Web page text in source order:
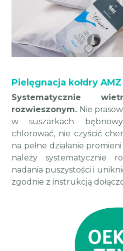
Pielęgnacja kołdry
Systematycznie
rozwieszonym. Nie
w suszarkach
chlorować, nie czyścić
na pełne działanie
należy systematycznie
nadania puszystości i
zgodnie z instrukcją